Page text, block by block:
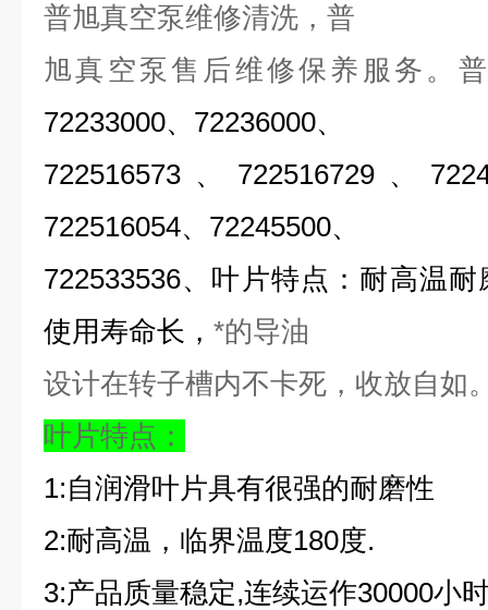
普旭真空泵维修清洗，普
旭真空泵售后维修保养服务。
72233000、72236000、
722516573、722516729、
722516054、72245500、
722533536、叶片特点：耐高温
使用寿命长， *的导油
设计在转子槽内不卡死，收放自如
叶片特点：
1:自润滑叶片具有很强的耐磨性
2:耐高温，临界温度180度.
3:产品质量稳定,连续运作30000小